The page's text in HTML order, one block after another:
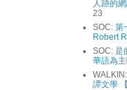
人跡的
23
SOC: 第
Robert
SOC: 是
華語為主
WALKIN:
譚文學